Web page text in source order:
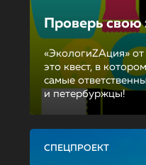
Проверь свою
«ЭкологиZAция»
это квест, в
самые
и петербуржцы!
СПЕЦПРОЕКТ